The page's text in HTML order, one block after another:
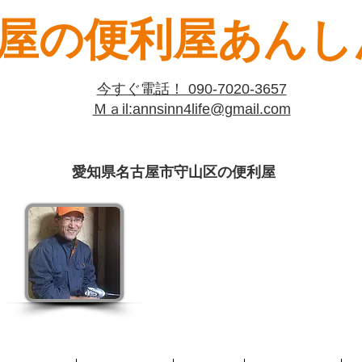
の便利屋あん
​今すぐ電話！ 090-7020-3657
​Ｍａil:​annsinn4life@gmail.com
愛知県名古屋市守山区の便利屋